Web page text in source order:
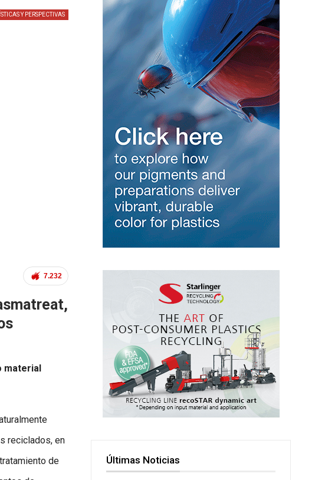
Y PERSPECTIVAS
7.232
material
reciclados, en
de
Últimas Noticias